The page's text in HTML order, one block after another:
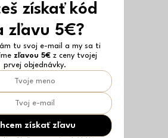
Vyrobené v EÚ
Červené flitrované
koktailové mini šaty
SOKIRA s dlhým rukávom
31,02 €
ONESIZE
získať kód
zľavu 5€?
tu svoj e-mail a my sa ti
zľavou 5€ z ceny tvojej
prvej objednávky.
získať zľavu